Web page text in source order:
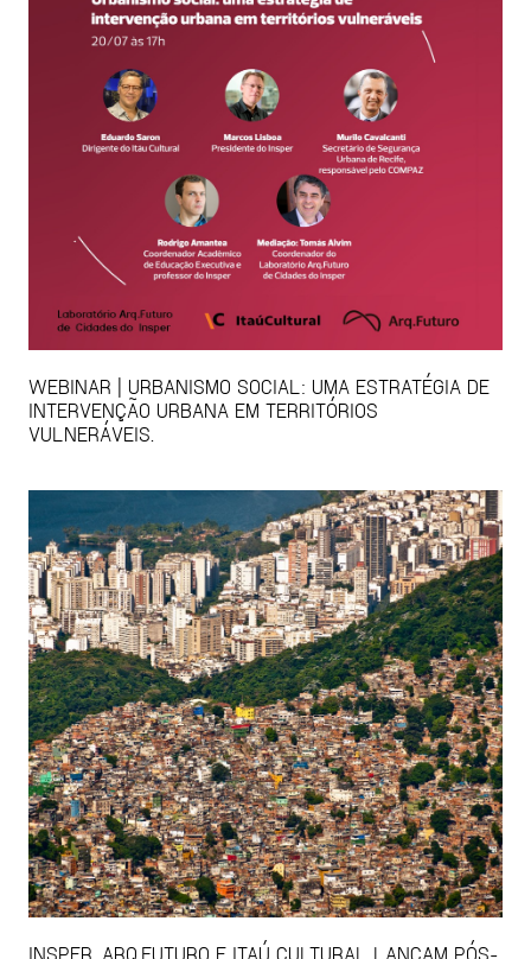
WEBINAR | URBANISMO SOCIAL: UMA ESTRATÉGIA DE
INTERVENÇÃO URBANA EM TERRITÓRIOS
VULNERÁVEIS.
INSPER, ARQ.FUTURO E ITAÚ CULTURAL LANÇAM PÓS-